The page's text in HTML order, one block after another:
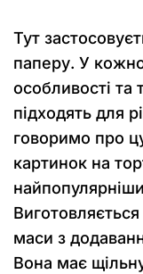
Тут
паперу. У
особливості та
підходять для
говоримо про
картинок на
маси з
Вона має